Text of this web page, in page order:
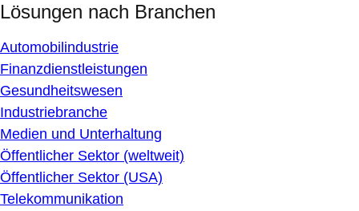
Lösungen nach Branchen
Automobilindustrie
Finanzdienstleistungen
Gesundheitswesen
Industriebranche
Medien und Unterhaltung
Öffentlicher Sektor (weltweit)
Öffentlicher Sektor (USA)
Telekommunikation